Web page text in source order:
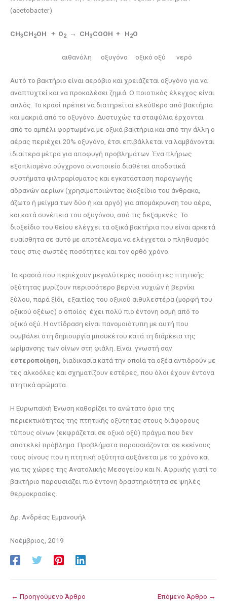
(acetobacter)
CH3CH2OH + O2 → CH3COOH + H2O
αιθανόλη οξυγόνο οξικό οξύ νερό
Αυτό το βακτήριο είναι αερόβιο και χρειάζεται οξυγόνο για να
αναπτυχτεί και να προκαλέσει ζημιά. Ο ποιοτικός έλεγχος είναι
απλός. Το κρασί πρέπει να διατηρείται ελεύθερο από βακτήρια
και μακριά από το οξυγόνο. Δυστυχώς τα σταφύλια έρχονται
από το αμπέλι φορτωμένα με οξικά βακτήρια και από την άλλη ο
αέρας περιέχει 20% οξυγόνο, έτσι επιβάλλεται να λαμβάνονται
ιδιαίτερα μέτρα για αποφυγή προβλημάτων. Ένα πλήρως
εξοπλισμένο σύγχρονο οινοποιείο διαθέτει αποδοτικά
συστήματα φιλτραρίσματος και εγκατάσταση παραγωγής
αδρανών αερίων (χρησιμοποιώντας διοξείδιο του άνθρακα,
άζωτο ή μείγμα των δύο ή και αργό) για απομάκρυνση του αέρα,
και κατά συνέπεια του οξυγόνου, από τις δεξαμενές. Το
διοξείδιο του θείου ελέγχει τα οξικά βακτήρια που είναι αρκετά
ευαίσθητα σε αυτό με αποτέλεσμα να ελέγχεται ο πληθυσμός
τους στις σωστές ποσότητες και τον ορθό χρόνο.
Τα κρασιά που περιέχουν μεγαλύτερες ποσότητες πτητικής
οξύτητας μυρίζουν περισσότερο βερνίκι νυχιών ή βερνίκι
ξύλου, παρά ξίδι, εξαιτίας του οξικού αιθυλεστέρα (μορφή του
οξικού οξέως) ο οποίος έχει πολύ πιο έντονη οσμή από το
οξικό οξύ. Η αντίδραση είναι πανομοιότυπη με αυτή που
συμβάλει στη δημιουργία μπουκέτου κατά τη διάρκεια της
ωρίμανσης των οίνων στη φιάλη. Είναι γνωστή σαν
εστεροποίηση, διαδικασία κατά την οποία τα οξέα αντιδρούν με
τες αλκοόλες και σχηματίζουν εστέρες, που όλοι έχουν έντονα
πτητικά αρώματα.
Η Ευρωπαϊκή Ένωση καθορίζει το ανώτατο όριο της
περιεκτικότητας της πτητικής οξύτητας στους διάφορους
τύπους οίνων (εκφράζεται σε οξικό οξύ) πράγμα που δεν
αποτελεί πρόβλημα. Προβλήματα παρουσιάζονται σε εκείνους
τους οίνους που η πτητική οξύτητα αυξάνεται με το χρόνο και
για τις χώρες της Ανατολικής Μεσογείου και Ν. Αφρικής γιατί το
βακτήριο παρουσιάζει πιο έντονη δραστηριότητα σε ψηλές
θερμοκρασίες.
Δρ. Ανδρέας Εμμανουήλ
Νοέμβριος, 2019
← Προηγούμενο Άρθρο Επόμενο Άρθρο →